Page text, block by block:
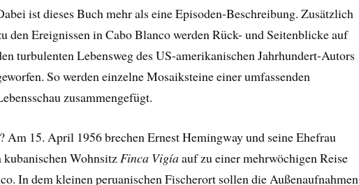
ist dieses Buch mehr als eine Episoden-Beschreibung. Zusätzlich
den Ereignissen in Cabo Blanco werden Rück- und Seitenblicke auf
turbulenten Lebensweg des US-amerikanischen Jahrhundert-Autors
So werden einzelne Mosaiksteine einer umfassenden
zusammengefügt.
Am 15. April 1956 brechen Ernest Hemingway und seine Ehefrau
WohnsitzFinca Vigíaauf zu einer mehrwöchigen Reise
In dem kleinen peruanischen Fischerort sollen die Außenaufnahmen